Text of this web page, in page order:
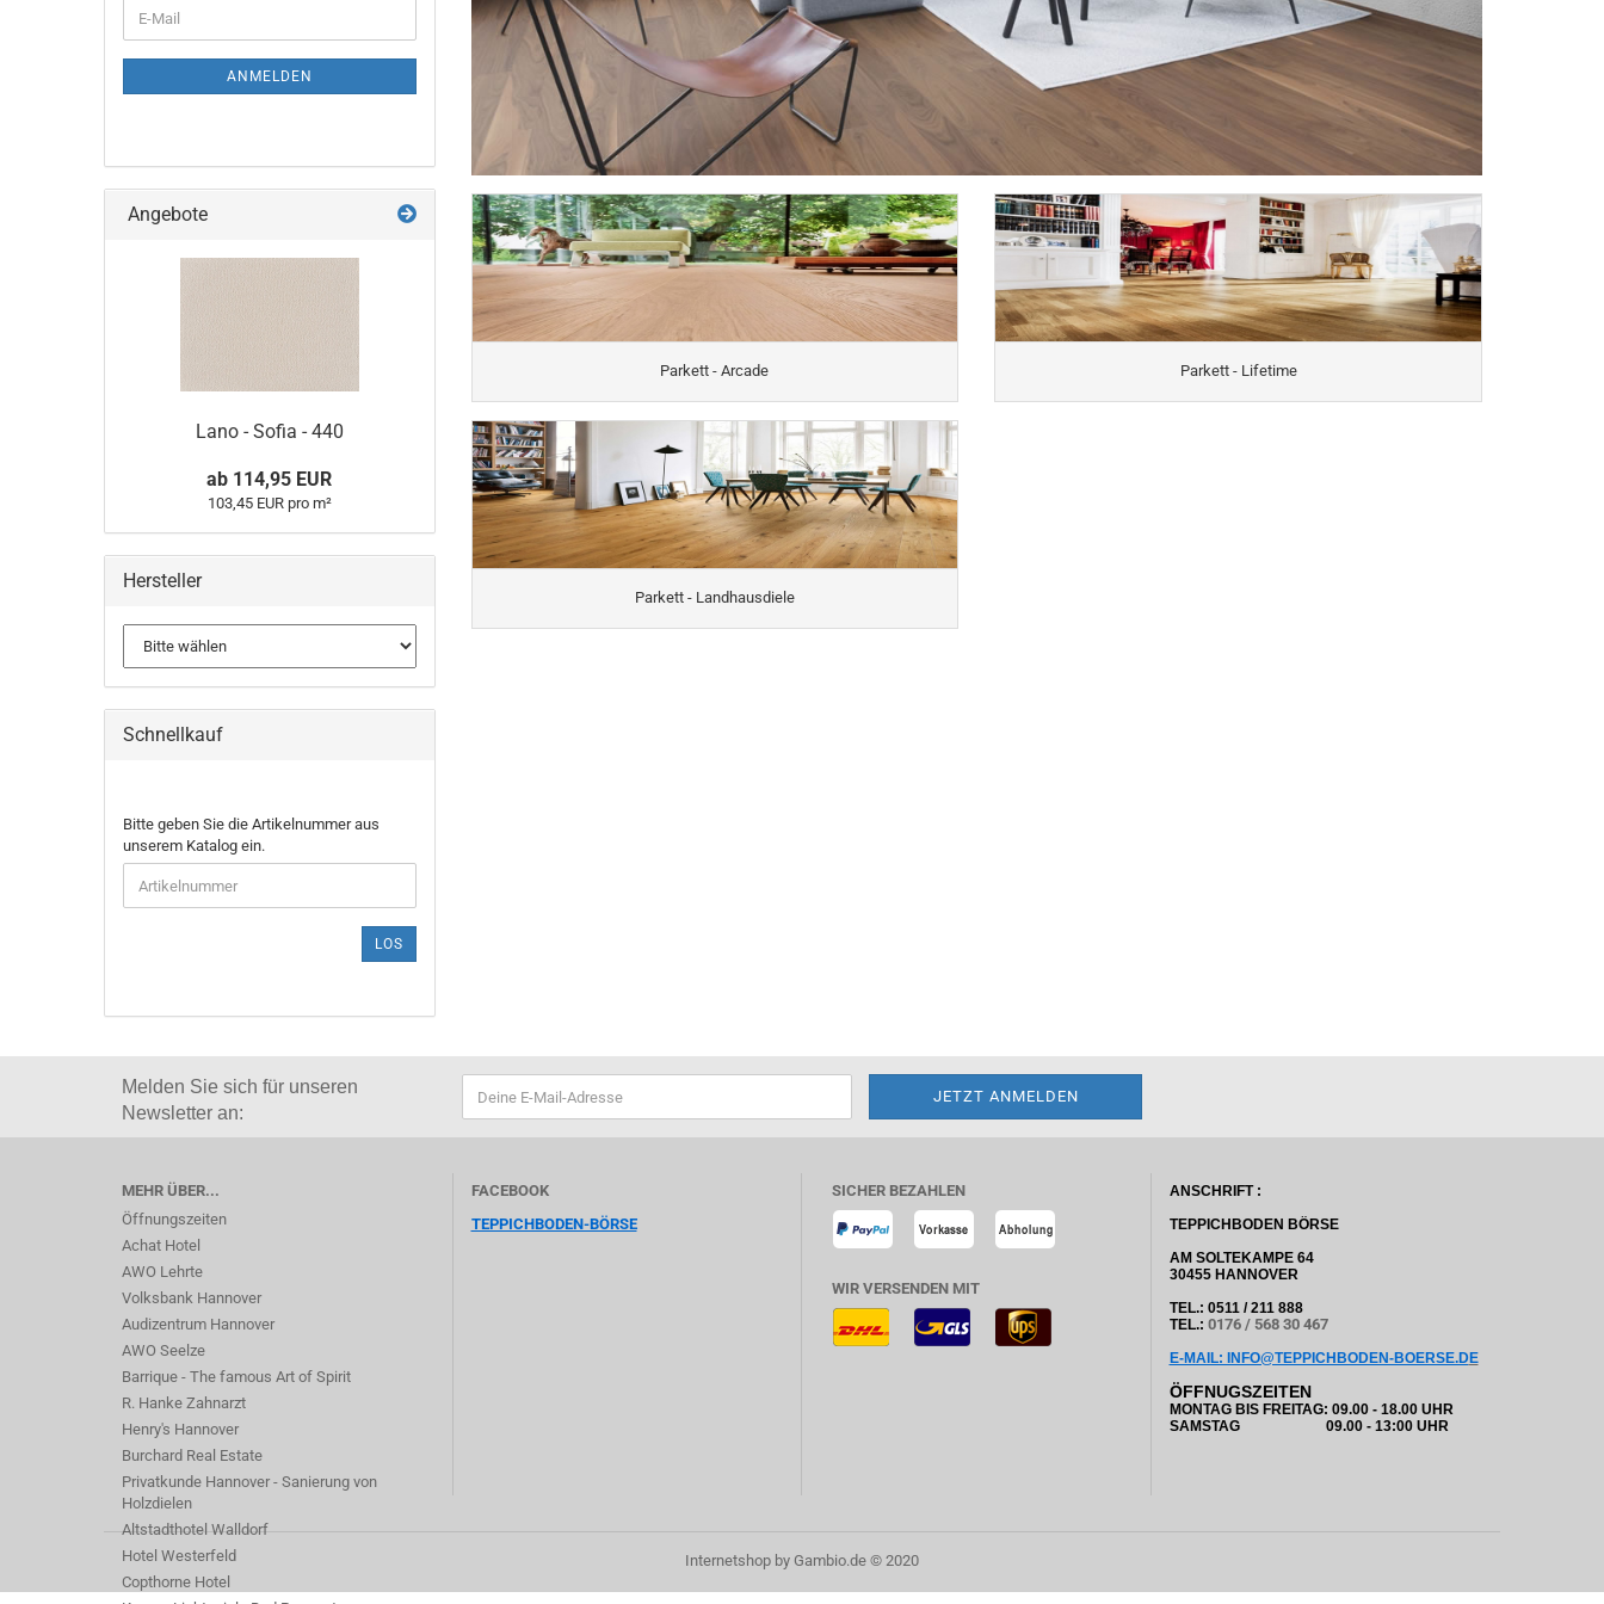
Fliesen - Tretford - Interlife
Click - 0,55 mm Coretec Authentics
Click - Purline Evo Presto
Click - Purline Evo Comodo Multilayer
0,55 mm - Dryback - Verona 2028
0,30 mm - LVT - Pretty
Tretford - Läufer - Interlife
Tretford - Teppiche - Leinenbordüre
Tretford - Teppiche - Wollfilzbordüre
Tretford - Stufenmatten - Abgerundet
Tretford - Stuffenmatten - Eckig
Tretford - Sockelleiste 5,00 Meter
Tretford - Sockelleiste 10,00 Meter
Tarkett - Venetto xf² Linoleum - Belag
Korkbodenbelag Casa Nova zum
Klicken
Casa Nova KlebeKork
Parkett - Arcade Parkett - Lifetime
Parkett - Landhausdiele
ANMELDEN
Angebote
Lano - Sofia - 440
ab 114,95 EUR
103,45 EUR pro m²
Hersteller
Schnellkauf
Bitte geben Sie die Artikelnummer aus
unserem Katalog ein.
LOS
Melden Sie sich für unseren
Newsletter an:
MEHR ÜBER...
Öffnungszeiten
Achat Hotel
AWO Lehrte
Volksbank Hannover
Audizentrum Hannover
AWO Seelze
Barrique - The famous Art of Spirit
R. Hanke Zahnarzt
Henry's Hannover
Burchard Real Estate
Privatkunde Hannover - Sanierung von
Holzdielen
Altstadthotel Walldorf
Hotel Westerfeld
Copthorne Hotel
FACEBOOK
TEPPICHBODEN-BÖRSE
SICHER BEZAHLEN
WIR VERSENDEN MIT
ANSCHRIFT :
TEPPICHBODEN BÖRSE
AM SOLTEKAMPE 64
30455 HANNOVER
TEL.: 0511 / 211 888
TEL.: 0176 / 568 30 467
E-MAIL: INFO@TEPPICHBODEN-BOERSE.DE
ÖFFNUGSZEITEN
MONTAG BIS FREITAG: 09.00 - 18.00 UHR
SAMSTAG 09.00 - 13:00 UHR
Internetshop by Gambio.de © 2020